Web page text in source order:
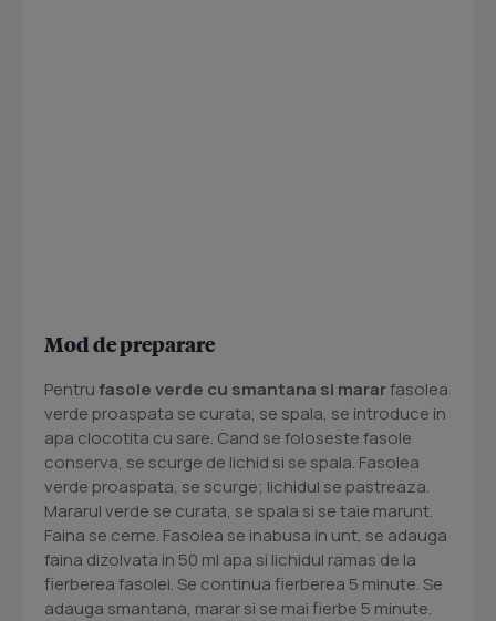
Mod de preparare
Pentrufasole verde cu smantana si mararfasolea
verde proaspata se curata, se spala, se introduce in
apa clocotita cu sare. Cand se foloseste fasole
conserva, se scurge de lichid si se spala. Fasolea
verde proaspata, se scurge; lichidul se pastreaza.
Mararul verde se curata, se spala si se taie marunt.
Faina se cerne. Fasolea se inabusa in unt, se adauga
faina dizolvata in 50 ml apa si lichidul ramas de la
fierberea fasolei. Se continua fierberea 5 minute. Se
adauga smantana, marar si se mai fierbe 5 minute.